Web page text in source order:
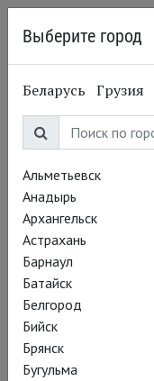
Выберите город
Беларусь Грузия
Альметьевск
Анадырь
Архангельск
Астрахань
Барнаул
Батайск
Белгород
Бийск
Брянск
Бугульма